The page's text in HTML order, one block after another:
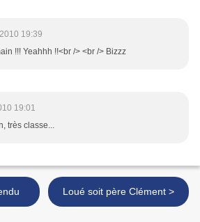
19:39
!!! Yeahhh !!<br /> <br /> Bizzz
19:01
très classe...
Loué soit père Clément >